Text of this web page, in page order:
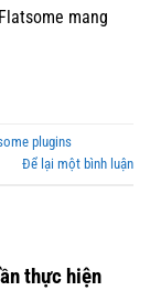
mang
plugins
Để lại một bình luận
thực hiện